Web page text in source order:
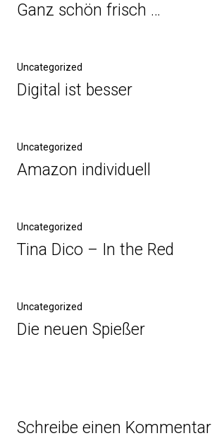
Ganz schön frisch …
Uncategorized
Digital ist besser
Uncategorized
Amazon individuell
Uncategorized
Tina Dico – In the Red
Uncategorized
Die neuen Spießer
Schreibe einen Kommentar